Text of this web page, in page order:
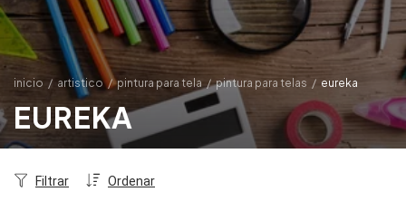
inicio / artistico / pintura para tela / pintura para telas / eureka
EUREKA
Ordenar
Filtrar